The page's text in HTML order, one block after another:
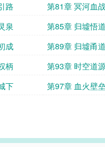
路
第81章 冥河血
泉
第85章 归墟悟
成
第89章 归墟甬
柄
第93章 时空道
下
第97章 血火壁